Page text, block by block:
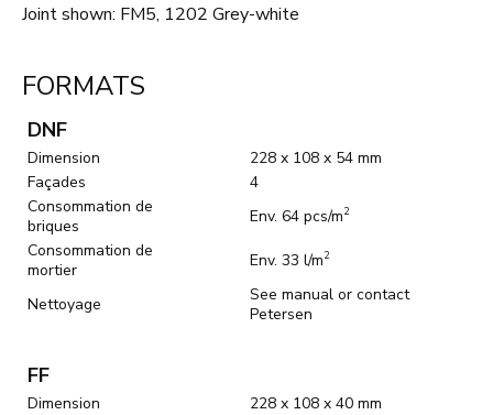
Joint shown: FM5, 1202 Grey-white
FORMATS
DNF
Dimension
228 x 108 x 54 mm
Façades
4
Consommation de
briques
Env. 64 pcs/m2
Consommation de
mortier
Env. 33 l/m2
Nettoyage
See manual or contact
Petersen
FF
Dimension
228 x 108 x 40 mm